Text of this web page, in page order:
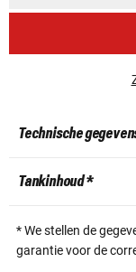
Technische
Tankinhoud *
* We stellen de
garantie voor de